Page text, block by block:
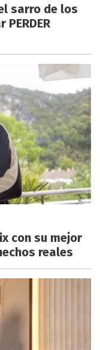
sarro de los
con su mejor
reales